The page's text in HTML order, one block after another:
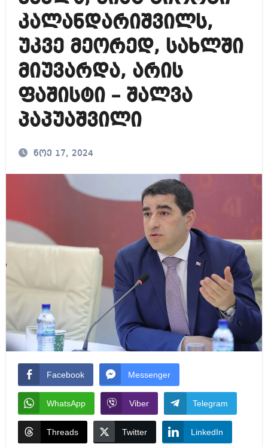
კალანდარიშვილს,
უკვე მეორედ, სახლში
მიუვარდა, არის
ფაშისტი – შალვა
პაპუაშვილი
ნოე 17, 2024
Facebook Messenger
WhatsApp Viber Telegram
Threads Twitter LinkedIn